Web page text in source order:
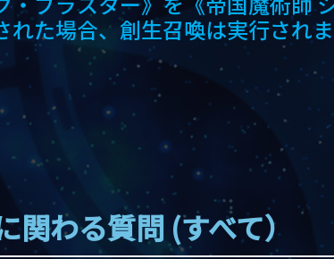
れた場合、創生召喚は実行され
関わる質問 (すべて）